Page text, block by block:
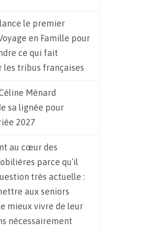
le premier
en Famille pour
ce qui fait
tribus françaises
Ménard
sa lignée pour
2027
au cœur des
parce qu’il
très actuelle :
aux seniors
mieux vivre de leur
nécessairement